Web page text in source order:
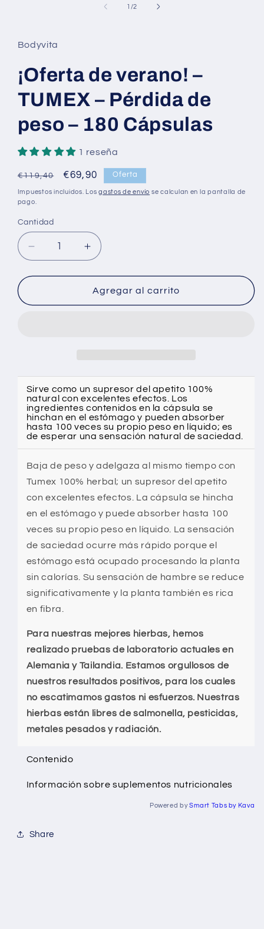
ventana
modal
1 /de
2
Bodyvita
¡Oferta de verano! –
TUMEX – Pérdida de
peso – 180 Cápsulas
1 reseña
Precio
habitual
€119,40
Precio
de
€69,90 Oferta
Impuestos incluidos. Losgastos de envío se calculan en la pantalla de
pago.
Cantidad
Cantidad
Reducir
cantidad
para
de
peso
–
180
Cápsulas
Aumentar
cantidad
para
¡Oferta
de
peso
–
180
Cápsulas
Agregar al carrito
Sirve como un supresor del apetito 100%
natural con excelentes efectos. Los
ingredientes contenidos en la cápsula se
hinchan en el estómago y pueden absorber
hasta 100 veces su propio peso en líquido; es
de esperar una sensación natural de saciedad.
Baja de peso y adelgaza al mismo tiempo con
Tumex 100% herbal; un supresor del apetito
con excelentes efectos. La cápsula se hincha
en el estómago y puede absorber hasta 100
veces su propio peso en líquido. La sensación
de saciedad ocurre más rápido porque el
estómago está ocupado procesando la planta
sin calorías. Su sensación de hambre se reduce
significativamente y la planta también es rica
en fibra.
Para nuestras mejores hierbas, hemos
realizado pruebas de laboratorio actuales en
Alemania y Tailandia. Estamos orgullosos de
nuestros resultados positivos, para los cuales
no escatimamos gastos ni esfuerzos. Nuestras
hierbas están libres de salmonella, pesticidas,
metales pesados y radiación.
Contenido
Información sobre suplementos nutricionales
Powered bySmart Tabs by Kava
Share